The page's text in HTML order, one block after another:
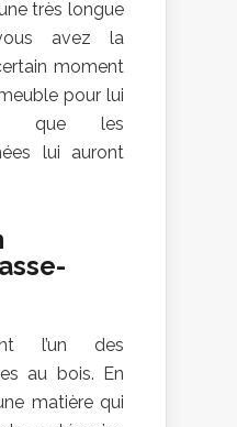
très longue
avez la
moment
pour lui
que les
lui auront
l’un des
au bois. En
matière qui